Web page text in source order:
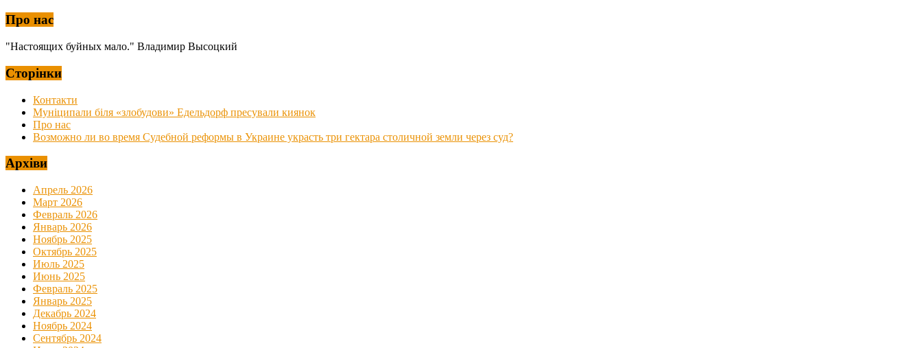
Про нас
"Настоящих буйных мало." Владимир Высоцкий
Сторінки
Контакти
Муніципали біля «злобудови» Едельдорф пресували киянок
Про нас
Возможно ли во время Судебной реформы в Украине украсть три гектара столичной земли через суд?
Архіви
Апрель 2026
Март 2026
Февраль 2026
Январь 2026
Ноябрь 2025
Октябрь 2025
Июль 2025
Июнь 2025
Февраль 2025
Январь 2025
Декабрь 2024
Ноябрь 2024
Сентябрь 2024